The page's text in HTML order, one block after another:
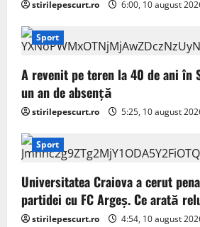
stirilepescurt.ro 6:00, 10 august
Sport
A revenit pe teren la 40 de ani în
un an de absență
stirilepescurt.ro 5:25, 10 august
Sport
Universitatea Craiova a cerut
partidei cu FC Argeș. Ce arată
stirilepescurt.ro 4:54, 10 august